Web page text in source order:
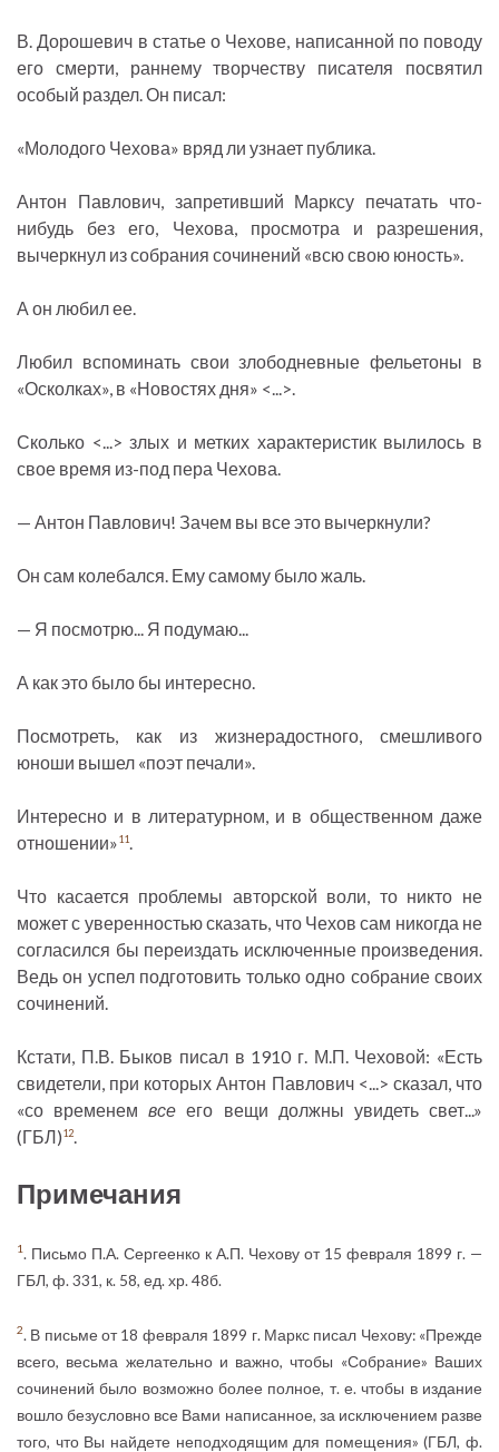
В. Дорошевич в статье о Чехове, написанной по поводу
его смерти, раннему творчеству писателя посвятил
особый раздел. Он писал:
«Молодого Чехова» вряд ли узнает публика.
Антон Павлович, запретивший Марксу печатать что-
нибудь без его, Чехова, просмотра и разрешения,
вычеркнул из собрания сочинений «всю свою юность».
А он любил ее.
Любил вспоминать свои злободневные фельетоны в
«Осколках», в «Новостях дня» <...>.
Сколько <...> злых и метких характеристик вылилось в
свое время из-под пера Чехова.
— Антон Павлович! Зачем вы все это вычеркнули?
Он сам колебался. Ему самому было жаль.
— Я посмотрю... Я подумаю...
А как это было бы интересно.
Посмотреть, как из жизнерадостного, смешливого
юноши вышел «поэт печали».
Интересно и в литературном, и в общественном даже
отношении»11.
Что касается проблемы авторской воли, то никто не
может с уверенностью сказать, что Чехов сам никогда не
согласился бы переиздать исключенные произведения.
Ведь он успел подготовить только одно собрание своих
сочинений.
Кстати, П.В. Быков писал в 1910 г. М.П. Чеховой: «Есть
свидетели, при которых Антон Павлович <...> сказал, что
«со временемвсе его вещи должны увидеть свет...»
(ГБЛ)12.
Примечания
1. Письмо П.А. Сергеенко к А.П. Чехову от 15 февраля 1899 г. —
ГБЛ, ф. 331, к. 58, ед. хр. 48б.
2. В письме от 18 февраля 1899 г. Маркс писал Чехову: «Прежде
всего, весьма желательно и важно, чтобы «Собрание» Ваших
сочинений было возможно более полное, т. е. чтобы в издание
вошло безусловно все Вами написанное, за исключением разве
того, что Вы найдете неподходящим для помещения» (ГБЛ, ф.